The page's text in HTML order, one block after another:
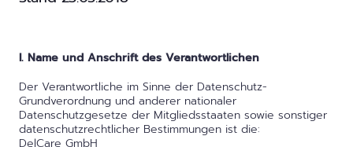
I. Name und Anschrift des Verantwortlichen
Der Verantwortliche im Sinne der Datenschutz-
Grundverordnung und anderer nationaler
Datenschutzgesetze der Mitgliedsstaaten sowie sonstiger
datenschutzrechtlicher Bestimmungen ist die:
DelCare GmbH